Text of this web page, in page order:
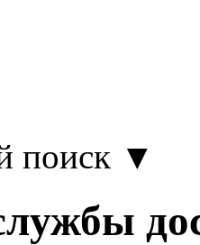
поиск ▼